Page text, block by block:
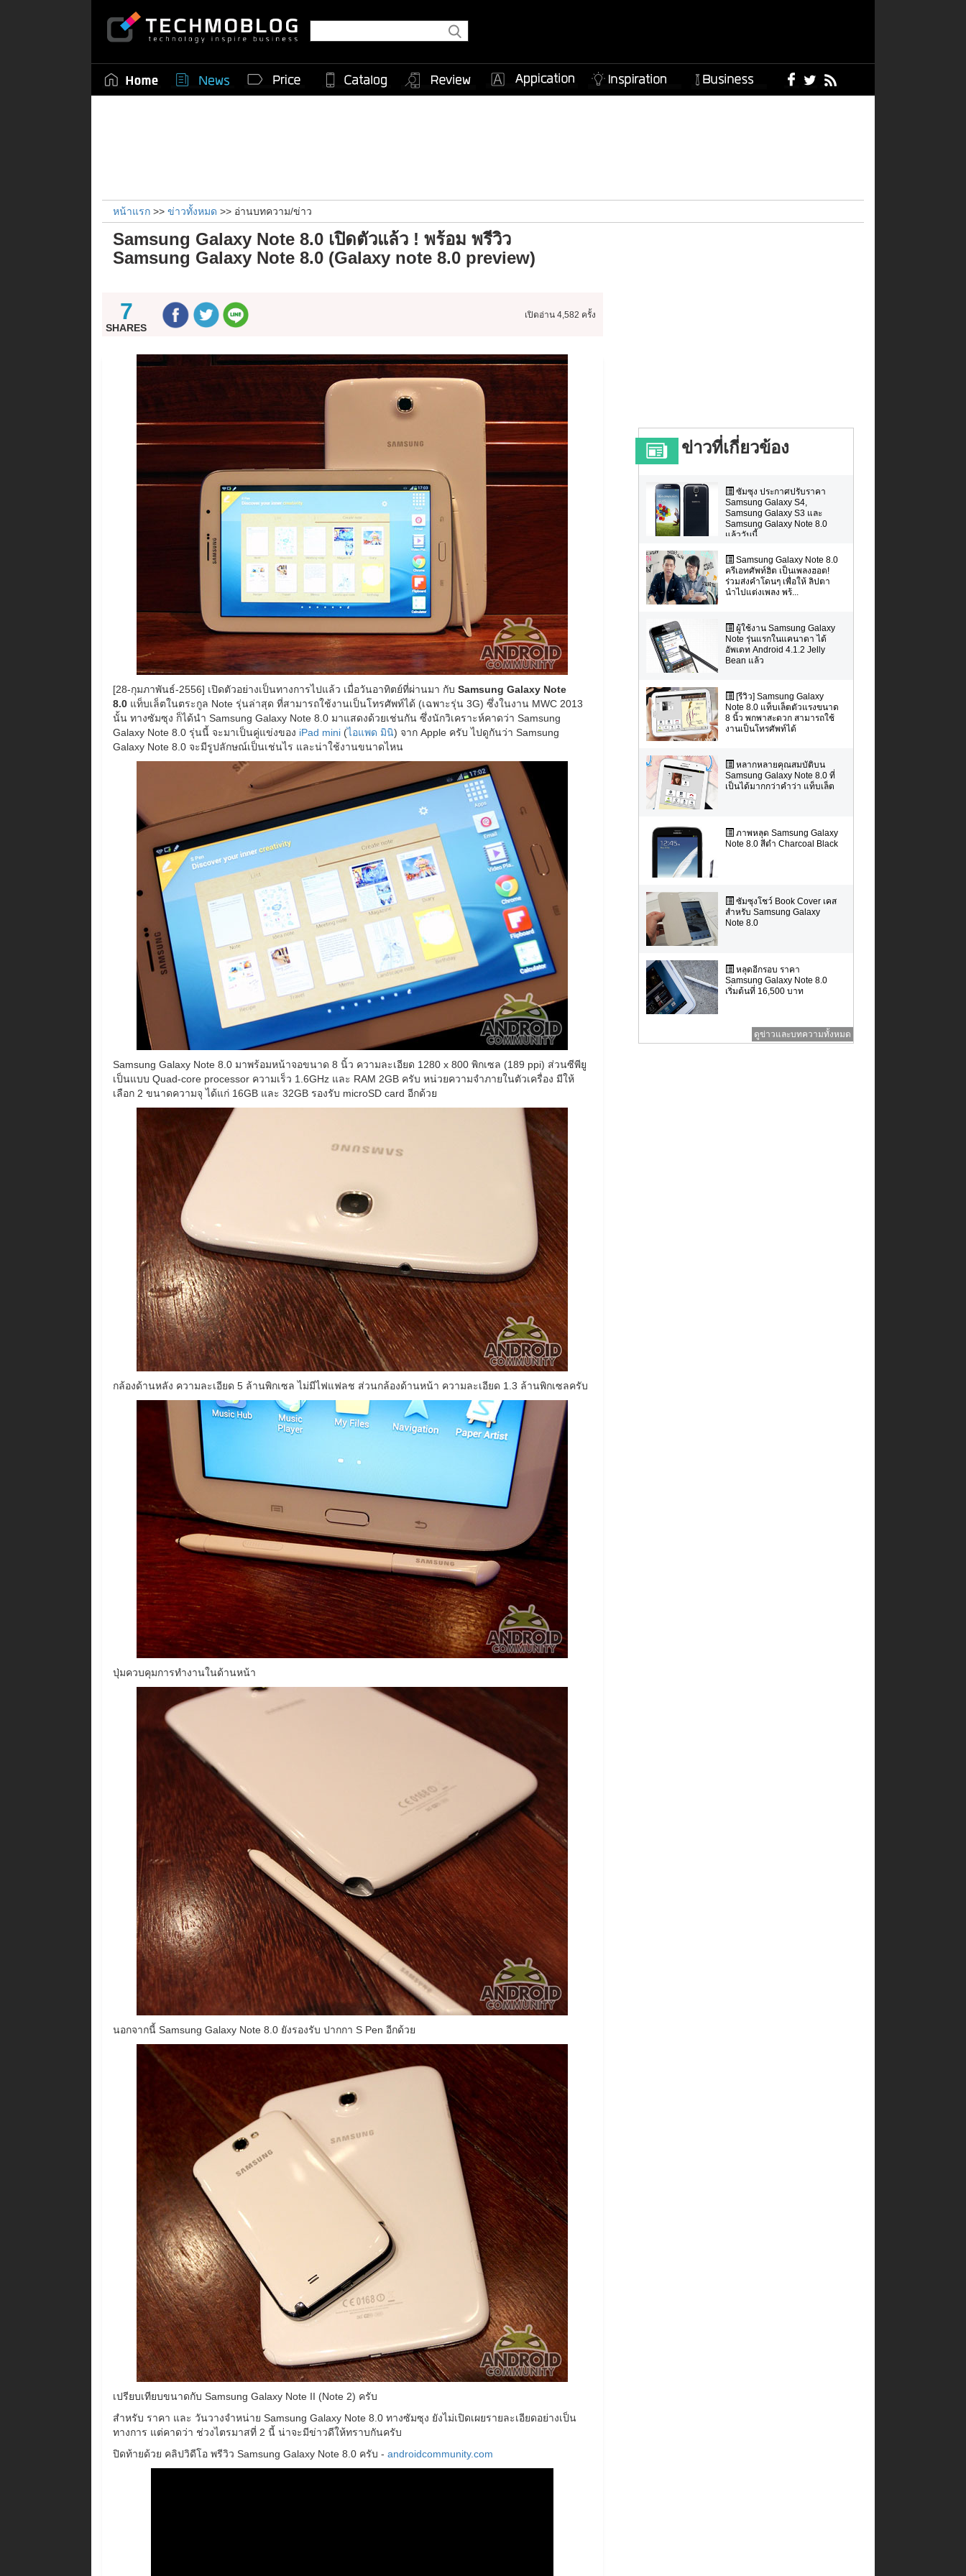
หน้าแรก >> ข่าวทั้งหมด >> อ่านบทความ/ข่าว
Samsung Galaxy Note 8.0 เปิดตัวแล้ว ! พร้อม พรีวิว
Samsung Galaxy Note 8.0 (Galaxy note 8.0 preview)
7
SHARES
เปิดอ่าน 4,582 ครั้ง
[28-กุมภาพันธ์-2556] เปิดตัวอย่างเป็นทางการไปแล้ว เมื่อวันอาทิตย์ที่ผ่านมา กับ Samsung Galaxy Note
8.0 แท็บเล็ตในตระกูล Note รุ่นล่าสุด ที่สามารถใช้งานเป็นโทรศัพท์ได้ (เฉพาะรุ่น 3G) ซึ่งในงาน MWC 2013
นั้น ทางซัมซุง ก็ได้นำ Samsung Galaxy Note 8.0 มาแสดงด้วยเช่นกัน ซึ่งนักวิเคราะห์คาดว่า Samsung
Galaxy Note 8.0 รุ่นนี้ จะมาเป็นคู่แข่งของ iPad mini (ไอแพด มินิ) จาก Apple ครับ ไปดูกันว่า Samsung
Galaxy Note 8.0 จะมีรูปลักษณ์เป็นเช่นไร และน่าใช้งานขนาดไหน
Samsung Galaxy Note 8.0 มาพร้อมหน้าจอขนาด 8 นิ้ว ความละเอียด 1280 x 800 พิกเซล (189 ppi) ส่วนซีพียู
เป็นแบบ Quad-core processor ความเร็ว 1.6GHz และ RAM 2GB ครับ หน่วยความจำภายในตัวเครื่อง มีให้
เลือก 2 ขนาดความจุ ได้แก่ 16GB และ 32GB รองรับ microSD card อีกด้วย
กล้องด้านหลัง ความละเอียด 5 ล้านพิกเซล ไม่มีไฟแฟลช ส่วนกล้องด้านหน้า ความละเอียด 1.3 ล้านพิกเซลครับ
ปุ่มควบคุมการทำงานในด้านหน้า
นอกจากนี้ Samsung Galaxy Note 8.0 ยังรองรับ ปากกา S Pen อีกด้วย
เปรียบเทียบขนาดกับ Samsung Galaxy Note II (Note 2) ครับ
สำหรับ ราคา และ วันวางจำหน่าย Samsung Galaxy Note 8.0 ทางซัมซุง ยังไม่เปิดเผยรายละเอียดอย่างเป็น
ทางการ แต่คาดว่า ช่วงไตรมาสที่ 2 นี้ น่าจะมีข่าวดีให้ทราบกันครับ
ปิดท้ายด้วย คลิปวิดีโอ พรีวิว Samsung Galaxy Note 8.0 ครับ - androidcommunity.com
ข่าวที่เกี่ยวข้อง
ซัมซุง ประกาศปรับราคา
Samsung Galaxy S4,
Samsung Galaxy S3 และ
Samsung Galaxy Note 8.0
แล้ววันนี้
Samsung Galaxy Note 8.0
ครีเอทศัพท์ฮิต เป็นเพลงฮอต!
ร่วมส่งคำโดนๆ เพื่อให้ ลิปตา
นำไปแต่งเพลง พร้...
ผู้ใช้งาน Samsung Galaxy
Note รุ่นแรกในแคนาดา ได้
อัพเดท Android 4.1.2 Jelly
Bean แล้ว
[รีวิว] Samsung Galaxy
Note 8.0 แท็บเล็ตตัวแรงขนาด
8 นิ้ว พกพาสะดวก สามารถใช้
งานเป็นโทรศัพท์ได้
หลากหลายคุณสมบัติบน
Samsung Galaxy Note 8.0 ที่
เป็นได้มากกว่าคำว่า แท็บเล็ต
ภาพหลุด Samsung Galaxy
Note 8.0 สีดำ Charcoal Black
ซัมซุงโชว์ Book Cover เคส
สำหรับ Samsung Galaxy
Note 8.0
หลุดอีกรอบ ราคา
Samsung Galaxy Note 8.0
เริ่มต้นที่ 16,500 บาท
ดูข่าวและบทความทั้งหมด